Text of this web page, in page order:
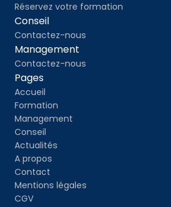
Réservez votre formation
Conseil
Contactez-nous
Management
Contactez-nous
Pages
Accueil
Formation
Management
Conseil
Actualités
A propos
Contact
Mentions légales
CGV